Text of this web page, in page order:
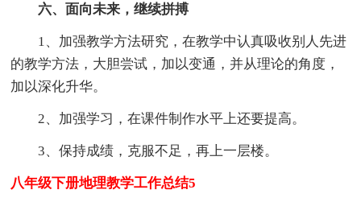
六、面向未来，继续拼搏
1、加强教学方法研究，在教学中认真吸收别人先进
的教学方法，大胆尝试，加以变通，并从理论的角度，
加以深化升华。
2、加强学习，在课件制作水平上还要提高。
3、保持成绩，克服不足，再上一层楼。
八年级下册地理教学工作总结5